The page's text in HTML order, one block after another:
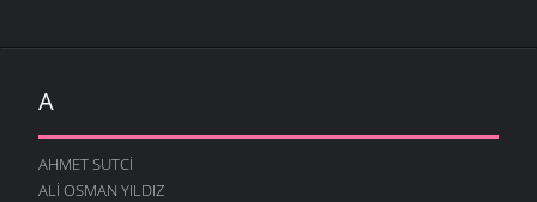
A
AHMET SUTCI
ALI OSMAN YILDIZ